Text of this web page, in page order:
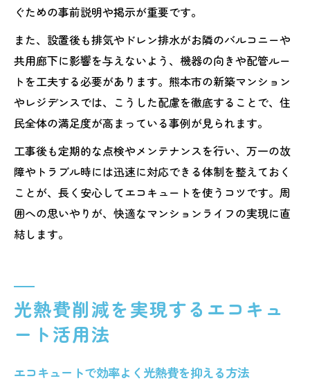
ぐための事前説明や掲示が重要です。
また、設置後も排気やドレン排水がお隣のバルコニーや
共用廊下に影響を与えないよう、機器の向きや配管ルー
トを工夫する必要があります。熊本市の新築マンション
やレジデンスでは、こうした配慮を徹底することで、住
民全体の満足度が高まっている事例が見られます。
工事後も定期的な点検やメンテナンスを行い、万一の故
障やトラブル時には迅速に対応できる体制を整えておく
ことが、長く安心してエコキュートを使うコツです。周
囲への思いやりが、快適なマンションライフの実現に直
結します。
光熱費削減を実現するエコキュ
ート活用法
エコキュートで効率よく光熱費を抑える方法